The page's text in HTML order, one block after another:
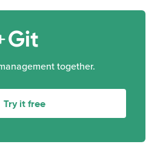
Git
together.
Try it free